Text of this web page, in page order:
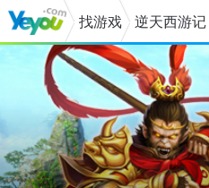
找游戏 逆天西游记